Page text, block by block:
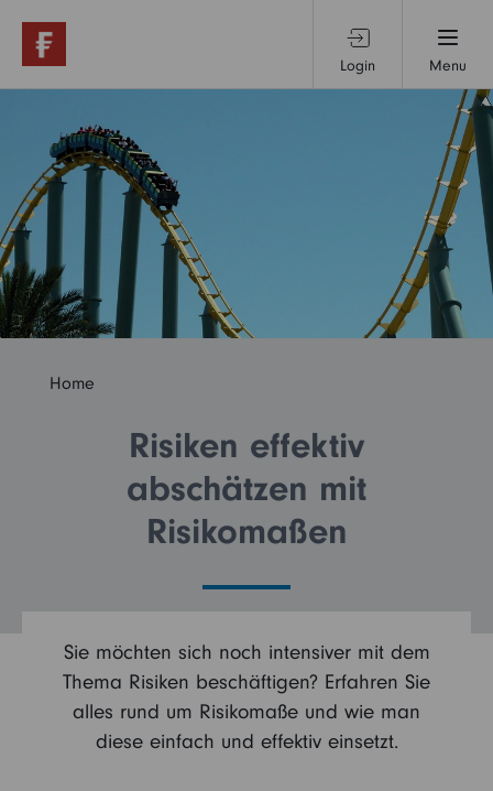
Login Menu
Produkte & Services
Themen & Märkte
Wissen
Betriebliche VorsorgeSie sind noch kein Fidelity Kunde?
Home
Risiken effektiv
abschätzen mit
Risikomaßen
Sie möchten sich noch intensiver mit dem
Thema Risiken beschäftigen? Erfahren Sie
alles rund um Risikomaße und wie man
diese einfach und effektiv einsetzt.